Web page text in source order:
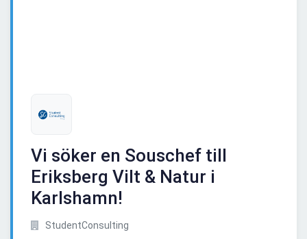
Vi söker en Souschef till
Eriksberg Vilt & Natur i
Karlshamn!
StudentConsulting